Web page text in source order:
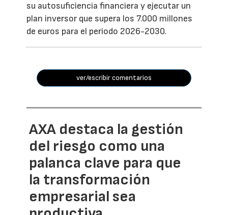
su autosuficiencia financiera y ejecutar un
plan inversor que supera los 7.000 millones
de euros para el periodo 2026-2030.
ver/escribir comentarios
AXA destaca la gestión
del riesgo como una
palanca clave para que
la transformación
empresarial sea